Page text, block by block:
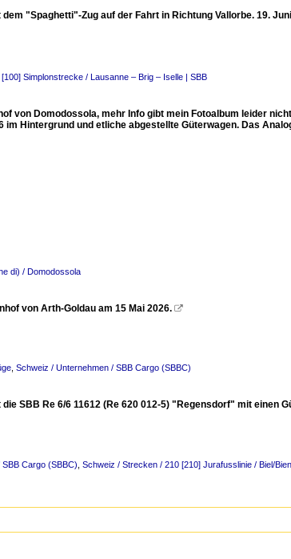
"Spaghetti"-Zug auf der Fahrt in Richtung Vallorbe. 19.
Simplonstrecke / Lausanne – Brig – Iselle | SBB
von Domodossola, mehr Info gibt mein Fotoalbum leider
im Hintergrund und etliche abgestellte Güterwagen. Das
di) / Domodossola
von Arth-Goldau am 15 Mai 2026. 
Schweiz / Unternehmen / SBB Cargo (SBBC)
SBB Re 6/6 11612 (Re 620 012-5) "Regensdorf" mit einen
Cargo (SBBC) Schweiz / Strecken / 210 [210] Jurafusslinie / Biel/